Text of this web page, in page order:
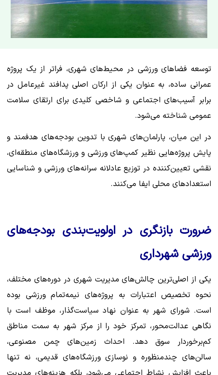
توسعه فضاهای ورزشی در محیط‌های شهری، فراتر از یک پروژه
عمرانی ساده، به عنوان یکی از ارکان اصلی پدافند غیرعامل در
برابر آسیب‌های اجتماعی و شاخصی کلیدی برای ارتقای سلامت
عمومی شناخته می‌شود.
در این میان، پارلمان‌های شهری با تدوین بودجه‌های هدفمند و
پایش پروژه‌هایی نظیر کمپ‌های ورزشی و ورزشگاه‌های منطقه‌ای،
نقشی تعیین‌کننده در توزیع عادلانه سرانه‌های ورزشی و شناسایی
استعدادهای محلی ایفا می‌کنند.
ضرورت بازنگری در اولویت‌بندی بودجه‌های
ورزشی شهرداری
یکی از اصلی‌ترین چالش‌های مدیریت شهری در دوره‌های مختلف،
نحوه تخصیص اعتبارات به پروژه‌های نیمه‌تمام ورزشی بوده
است. شورای شهر به عنوان نهاد سیاست‌گذار، موظف است با
نگاهی عدالت‌محور، تمرکز خود را از مرکز شهر به سمت مناطق
کم‌برخوردار سوق دهد. احداث زمین‌های چمن مصنوعی،
سالن‌های چندمنظوره و نوسازی ورزشگاه‌های قدیمی، نه تنها